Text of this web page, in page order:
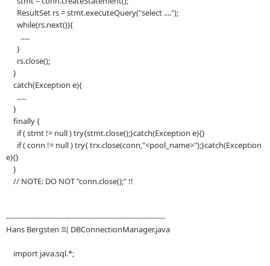
ResultSet rs = stmt.executeQuery("select ....");
while(rs.next()){
.....
}
rs.close();
}
catch(Exception e){
.....
}
finally {
if ( stmt != null ) try{stmt.close();}catch(Exception e){}
if ( conn != null ) try{ trx.close(conn,"<pool_name>");}catch(Exception
e){}
}
// NOTE: DO NOT "conn.close();" !!
------------------------------------------------------------------
Hans Bergsten 의 DBConnectionManager.java
import java.sql.*;